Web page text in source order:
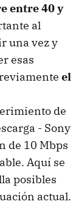
entre 40 y
al
una vez y
esas
el
de
- Sony
de 10 Mbps
Aquí se
posibles
actual.